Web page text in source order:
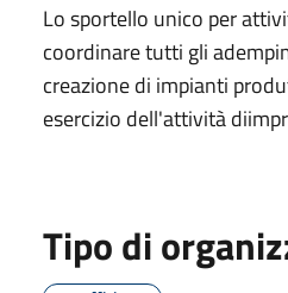
Lo sportello unico per
coordinare tutti gli
creazione di impianti
esercizio dell'attività
Tipo di